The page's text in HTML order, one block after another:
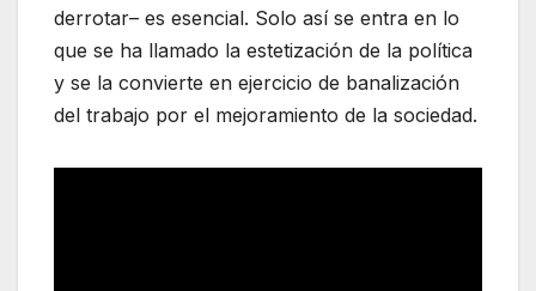
derrotar– es esencial. Solo así se entra en lo
que se ha llamado la estetización de la política
y se la convierte en ejercicio de banalización
del trabajo por el mejoramiento de la sociedad.